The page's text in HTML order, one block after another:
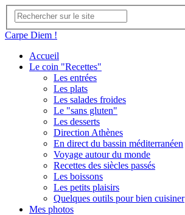
Carpe Diem !
Accueil
Le coin "Recettes"
Les entrées
Les plats
Les salades froides
Le "sans gluten"
Les desserts
Direction Athènes
En direct du bassin méditerranéen
Voyage autour du monde
Recettes des siècles passés
Les boissons
Les petits plaisirs
Quelques outils pour bien cuisiner
Mes photos